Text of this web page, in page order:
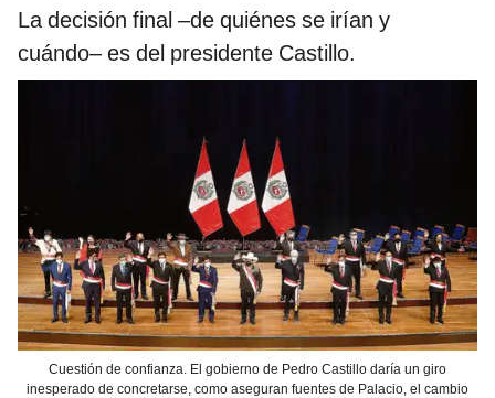
La decisión final –de quiénes se irían y
cuándo– es del presidente Castillo.
Cuestión de confianza. El gobierno de Pedro Castillo daría un giro
inesperado de concretarse, como aseguran fuentes de Palacio, el cambio